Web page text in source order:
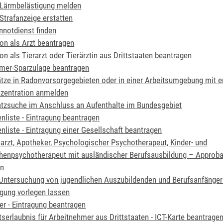
melden
erstatten
finden
als Arzt beantragen
als Tierarzt oder Tierärztin aus Drittstaaten beantragen
Sparzulage beantragen
in Radonvorsorgegebieten oder in einer Arbeitsumgebung mit
anmelden
im Anschluss an Aufenthalte im Bundesgebiet
- Eintragung beantragen
- Eintragung einer Gesellschaft beantragen
Apotheker, Psychologischer Psychotherapeut, Kinder- und
mit ausländischer Berufsausbildung –
von jugendlichen Auszubildenden und
vorlegen lassen
- Eintragung beantragen
für Arbeitnehmer aus Drittstaaten - ICT-Karte